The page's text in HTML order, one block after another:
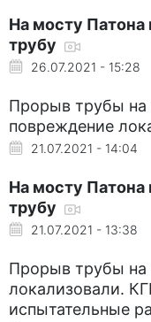
На мосту Патона
трубу
26.07.2021 - 15:28
Прорыв трубы на
повреждение
21.07.2021 - 14:04
На мосту Патона
трубу
21.07.2021 - 13:38
Прорыв трубы на
локализовали.
испытательные